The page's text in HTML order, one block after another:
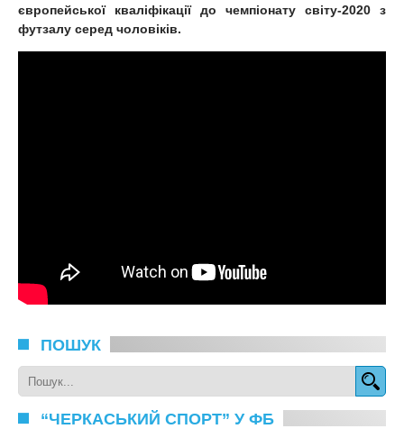
європейської кваліфікації до чемпіонату світу-2020 з
футзалу серед чоловіків.
ПОШУК
“ЧЕРКАСЬКИЙ СПОРТ” У ФБ